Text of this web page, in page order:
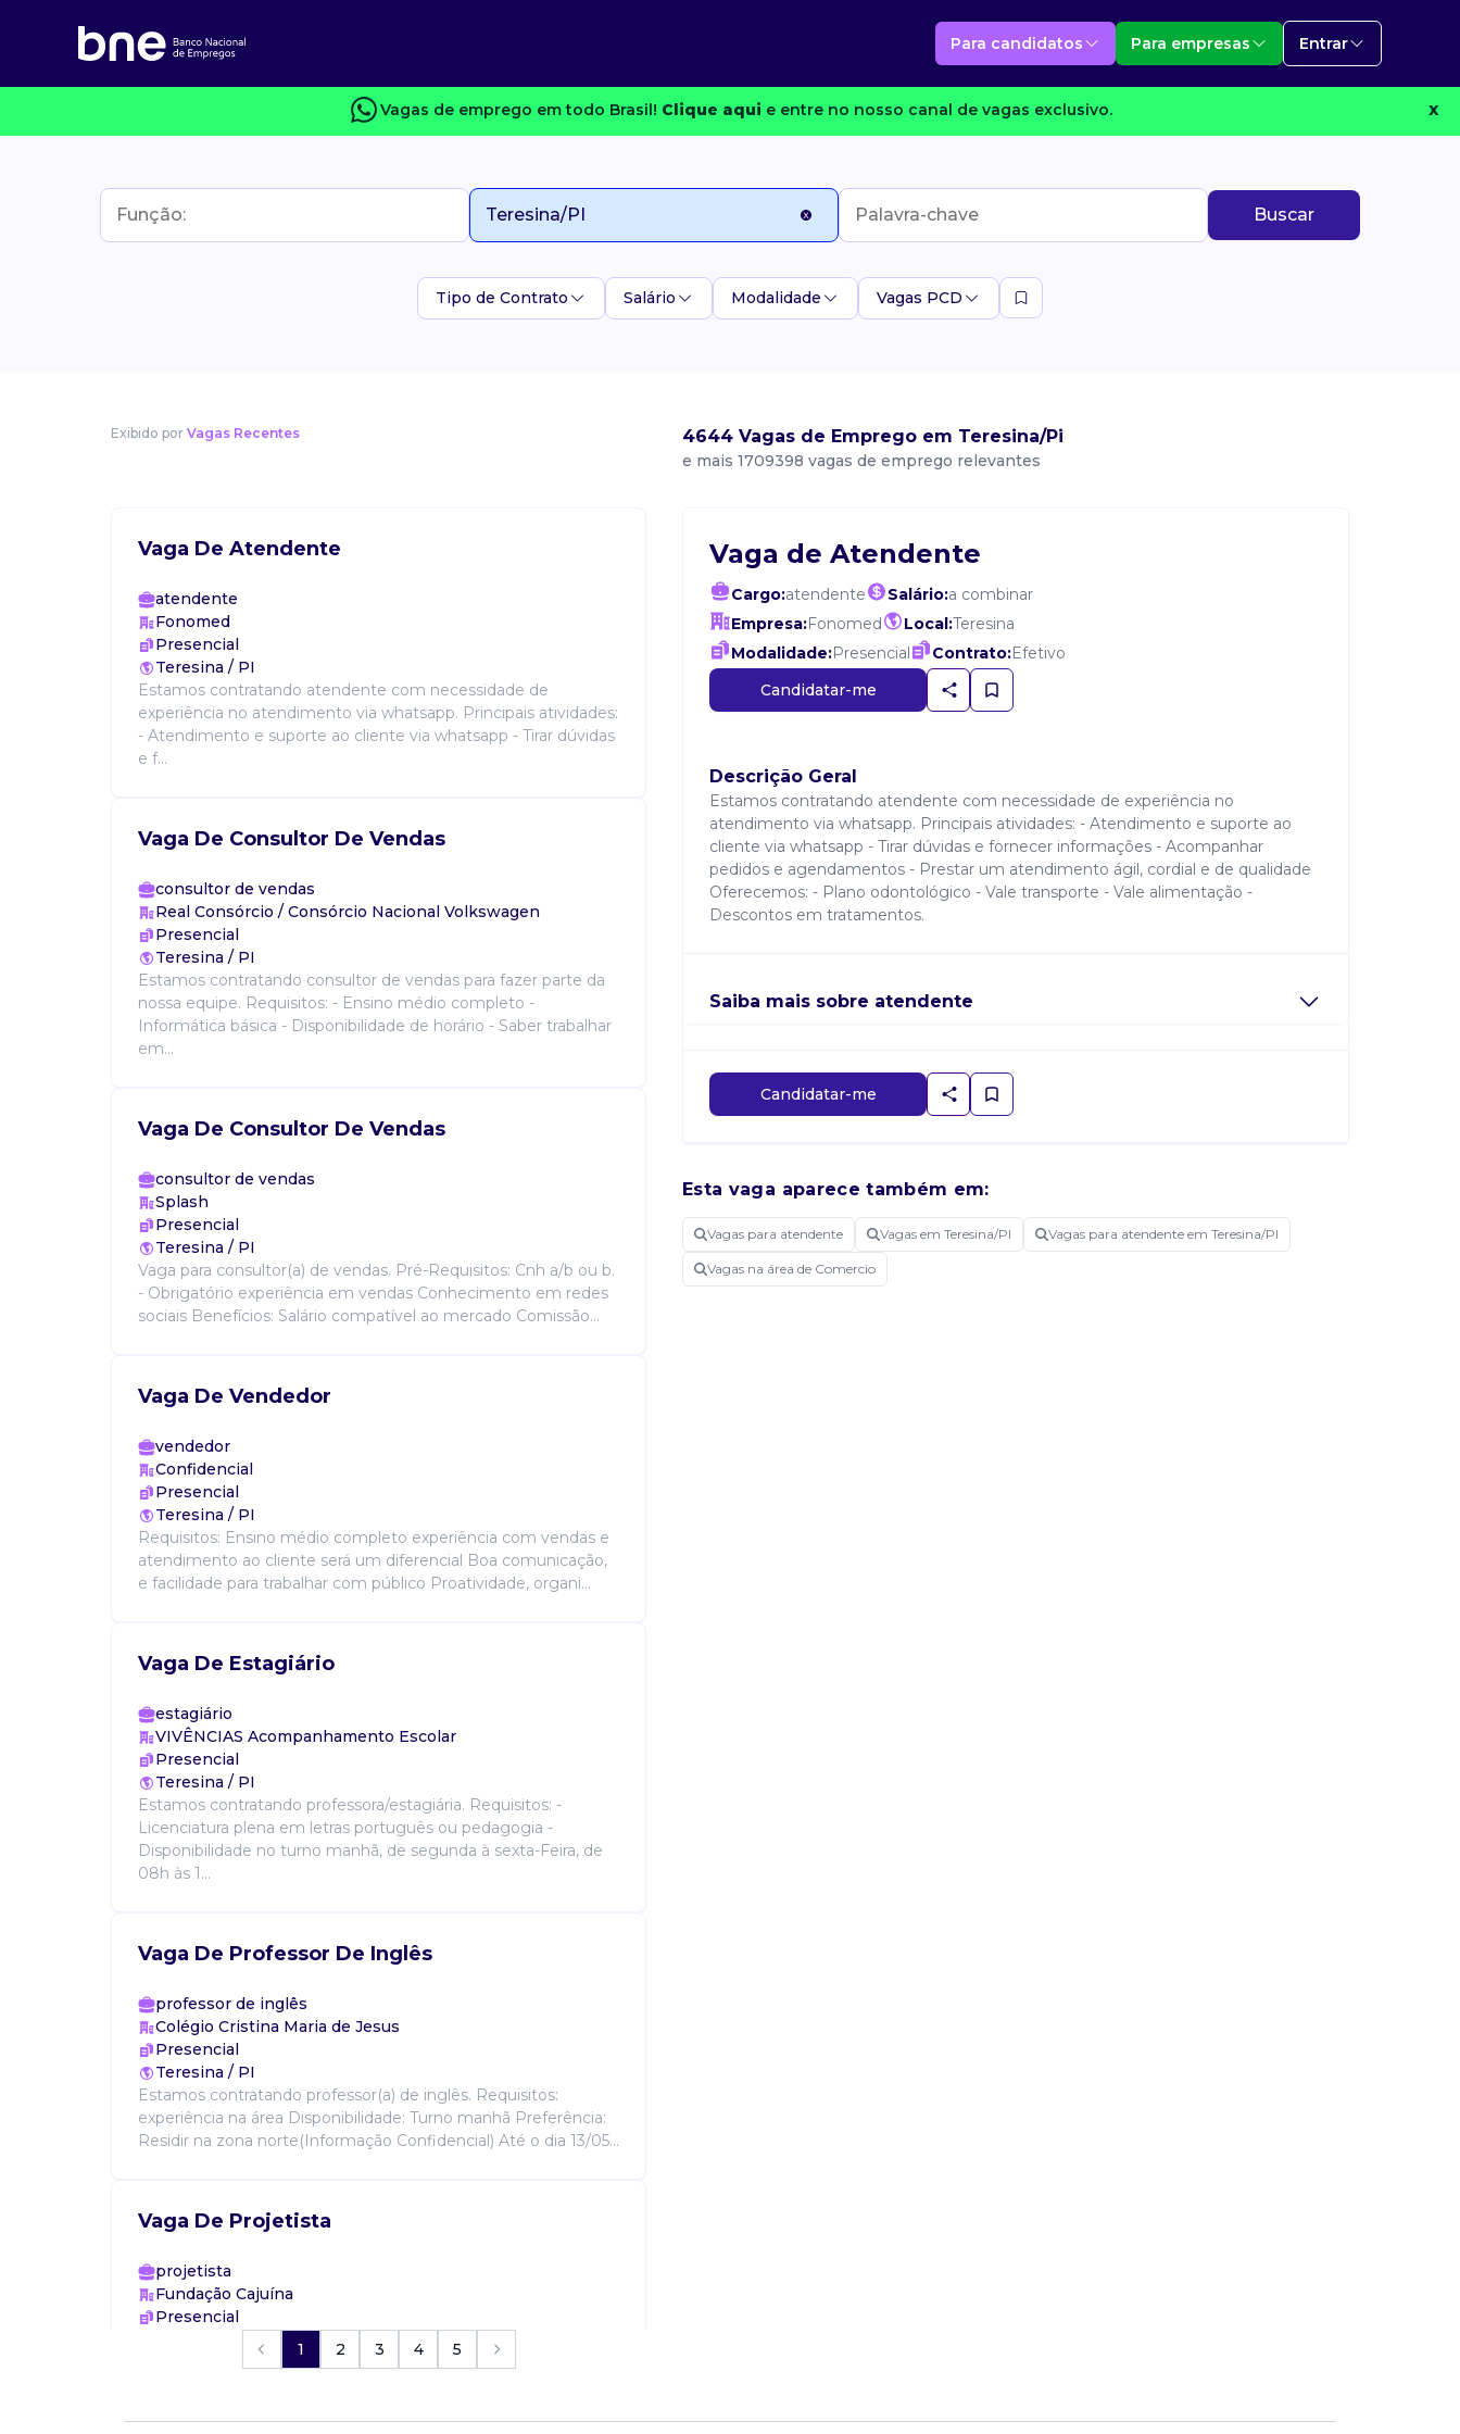
Para candidatos Para empresas Entrar
Vagas de emprego em todo Brasil! Clique aqui e entre no nosso canal de vagas exclusivo. X
Buscar
Tipo de Contrato Salário Modalidade Vagas PCD
Exibido por Vagas Recentes 4644 Vagas de Emprego em Teresina/Pi
e mais 1709398 vagas de emprego relevantes
Vaga De Atendente
atendente
Fonomed
Presencial
Teresina / PI
Estamos contratando atendente com necessidade de
experiência no atendimento via whatsapp. Principais atividades:
- Atendimento e suporte ao cliente via whatsapp - Tirar dúvidas
e f...
Vaga De Consultor De Vendas
consultor de vendas
Real Consórcio / Consórcio Nacional Volkswagen
Presencial
Teresina / PI
Estamos contratando consultor de vendas para fazer parte da
nossa equipe. Requisitos: - Ensino médio completo -
Informática básica - Disponibilidade de horário - Saber trabalhar
em...
Vaga De Consultor De Vendas
consultor de vendas
Splash
Presencial
Teresina / PI
Vaga para consultor(a) de vendas. Pré-Requisitos: Cnh a/b ou b.
- Obrigatório experiência em vendas Conhecimento em redes
sociais Benefícios: Salário compatível ao mercado Comissão...
Vaga De Vendedor
vendedor
Confidencial
Presencial
Teresina / PI
Requisitos: Ensino médio completo experiência com vendas e
atendimento ao cliente será um diferencial Boa comunicação,
e facilidade para trabalhar com público Proatividade, organi...
Vaga De Estagiário
estagiário
VIVÊNCIAS Acompanhamento Escolar
Presencial
Teresina / PI
Estamos contratando professora/estagiária. Requisitos: -
Licenciatura plena em letras português ou pedagogia -
Disponibilidade no turno manhã, de segunda à sexta-Feira, de
08h às 1...
Vaga De Professor De Inglês
professor de inglês
Colégio Cristina Maria de Jesus
Presencial
Teresina / PI
Estamos contratando professor(a) de inglês. Requisitos:
experiência na área Disponibilidade: Turno manhã Preferência:
Residir na zona norte(Informação Confidencial) Até o dia 13/05...
Vaga De Projetista
projetista
Fundação Cajuína
Presencial
1 2 3 4 5
Vaga de Atendente
Cargo:atendente Salário:a combinar
Empresa:Fonomed Local:Teresina
Modalidade:Presencial Contrato:Efetivo
Candidatar-me
Descrição Geral
Estamos contratando atendente com necessidade de experiência no
atendimento via whatsapp. Principais atividades: - Atendimento e suporte ao
cliente via whatsapp - Tirar dúvidas e fornecer informações - Acompanhar
pedidos e agendamentos - Prestar um atendimento ágil, cordial e de qualidade
Oferecemos: - Plano odontológico - Vale transporte - Vale alimentação -
Descontos em tratamentos.
Saiba mais sobre atendente
Candidatar-me
Esta vaga aparece também em:
Vagas para atendente Vagas em Teresina/PI Vagas para atendente em Teresina/PI
Vagas na área de Comercio